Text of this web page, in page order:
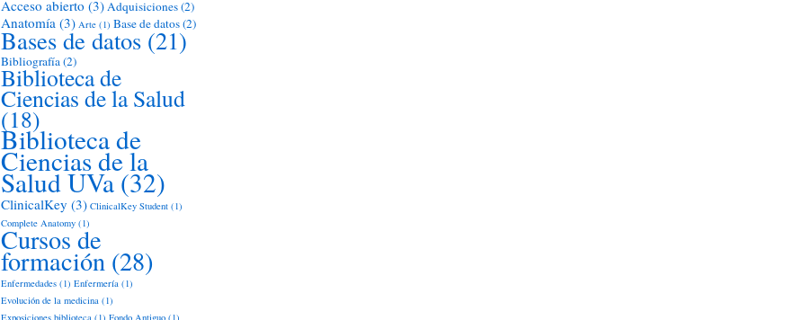
Acceso abierto (3)Adquisiciones(2)
Anatomía (3) Arte (1) Base de datos(2)
Bases de datos (21)
Bibliografía(2)
Biblioteca de
Ciencias de la Salud
(18)
Biblioteca de
Ciencias de la
Salud UVa(32)
ClinicalKey (3) ClinicalKey Student (1)
Complete Anatomy (1)
Cursos de
formación (28)
Enfermedades (1) Enfermería (1)
Evolución de la medicina (1)
Exposiciones biblioteca (1) Fondo Antiguo (1)